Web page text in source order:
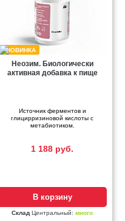
Неозим. Биологически
активная добавка к пище
Источник ферментов и
глицирризиновой кислоты с
метабиотиком.
1 188 руб.
В корзину
СкладЦентральный: много